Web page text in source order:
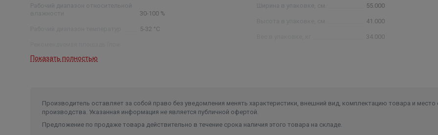
Рабочий диапазон относительной
30-100 %
5-32 °C
Ширина в упаковке, см. 55.000
41.000
34.000
Показать полностью
Производитель оставляет за собой право без уведомления менять характеристики, внешний вид, комплектацию товара и место
производства. Указанная информация не является публичной офертой.
Предложение по продаже товара действительно в течение срока наличия этого товара на складе.